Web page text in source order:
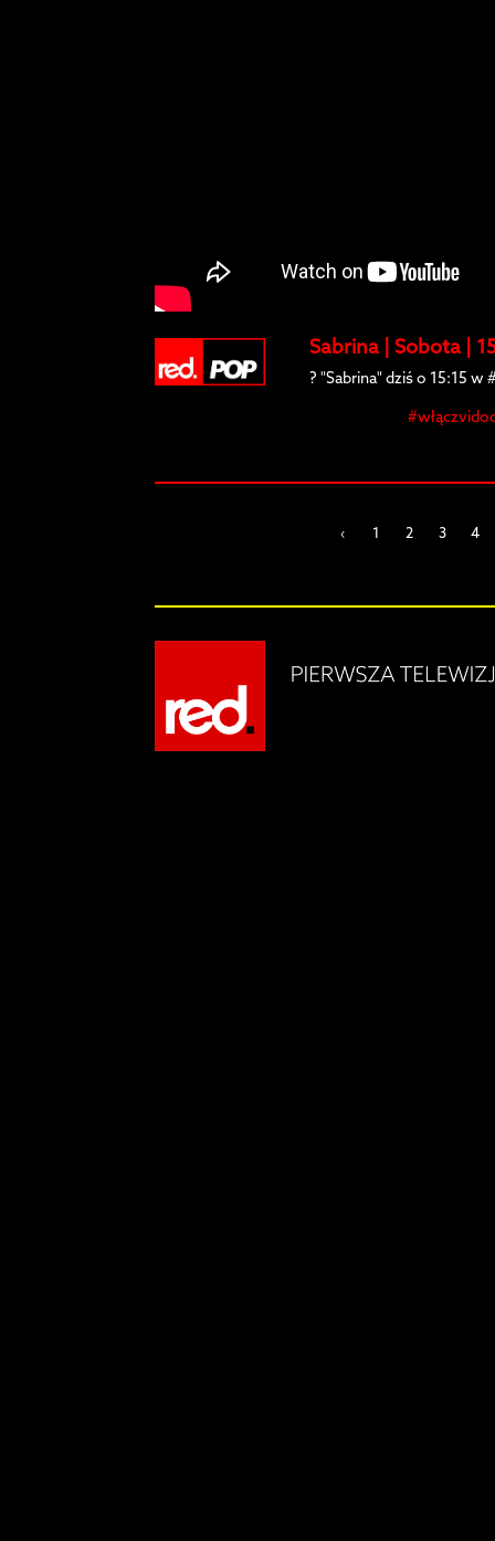
Sabrina | Sobota |
? "Sabrina" dziś o 15:15 w
‹ 1 2 3 4